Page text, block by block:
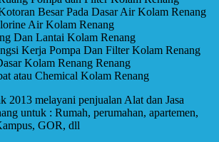
Besar Pada Dasar Air Kolam Renang
Air Kolam Renang
Dan Lantai Kolam Renang
Kerja Pompa Dan Filter Kolam Renang
Kolam Renang Renang
atau Chemical Kolam Renang
2013 melayani penjualan Alat dan Jasa
untuk : Rumah, perumahan, apartemen,
GOR, dll